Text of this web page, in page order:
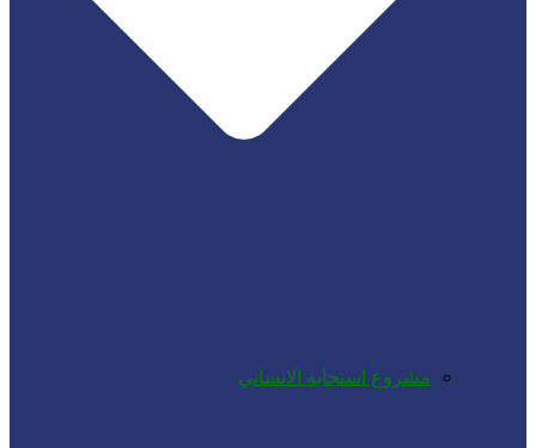
مشروع استجابة الانساني